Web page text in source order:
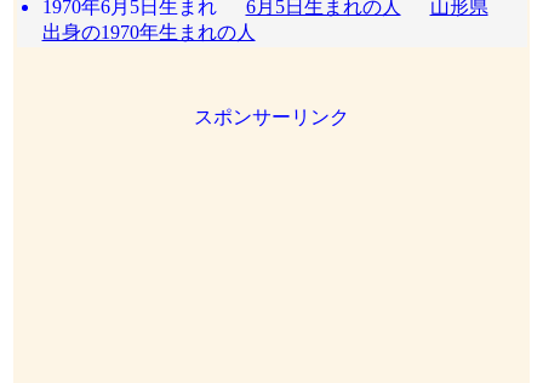
1970年6月5日生まれ 6月5日生まれの人
山形県
出身の1970年生まれの人
スポンサーリンク